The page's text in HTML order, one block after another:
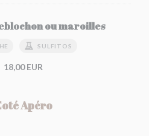
ou maroilles
SULFITOS
18,00 EUR
Apéro